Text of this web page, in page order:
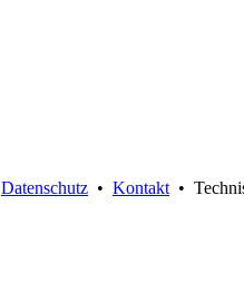
Datenschutz • Kontakt •